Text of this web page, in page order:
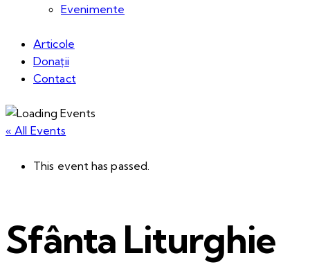
Evenimente
Articole
Donații
Contact
« All Events
This event has passed.
Sfânta Liturghie